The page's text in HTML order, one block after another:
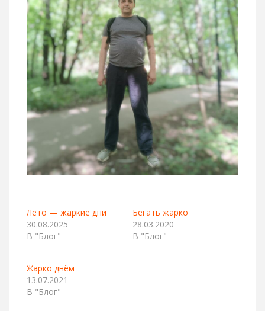
Лето — жаркие дни
30.08.2025
В "Блог"
Бегать жарко
28.03.2020
В "Блог"
Жарко днём
13.07.2021
В "Блог"